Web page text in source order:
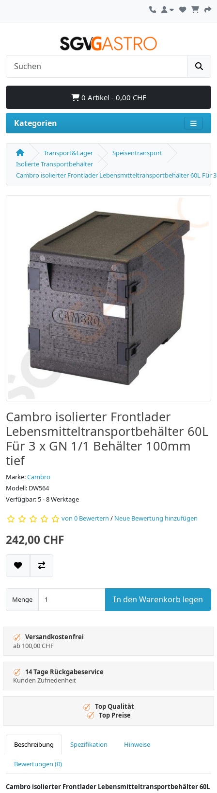
0 Artikel - 0,00 CHF
Kategorien
Transport&Lager
Speisentransport
Isolierte Transportbehälter
Cambro isolierter Frontlader Lebensmitteltransportbehälter 60L Für
Cambro isolierter Frontlader
Lebensmitteltransportbehälter 60L
Für 3 x GN 1/1 Behälter 100mm
tief
Marke:Cambro
Modell: DW564
Verfügbar: 5 - 8 Werktage
von 0 Bewertern / Neue Bewertung hinzufügen
242,00 CHF
Menge In den Warenkorb legen
Versandkostenfrei
ab 100,00 CHF
14 Tage Rückgabeservice
Kunden Zufriedenheit
Top Qualität
Top Preise
Beschreibung Spezifikation Hinweise
Bewertungen (0)
Cambro isolierter Frontlader Lebensmitteltransportbehälter 60L